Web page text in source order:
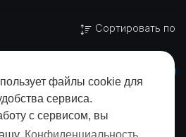
файлы cookie для
сервиса.
с сервисом, вы
Сортировать по